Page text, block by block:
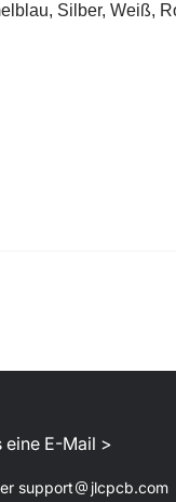
Silber, Weiß,
eine E-Mail >
support
jlcpcb.com